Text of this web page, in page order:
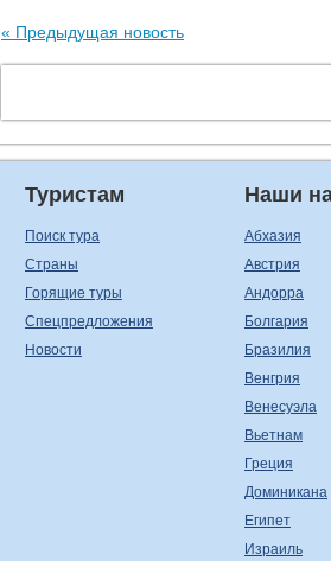
« Предыдущая новость
Туристам
Поиск тура
Страны
Горящие туры
Спецпредложения
Новости
Наши
Абхазия
Австрия
Андорра
Болгария
Бразилия
Венгрия
Венесуэла
Вьетнам
Греция
Доминикана
Египет
Израиль